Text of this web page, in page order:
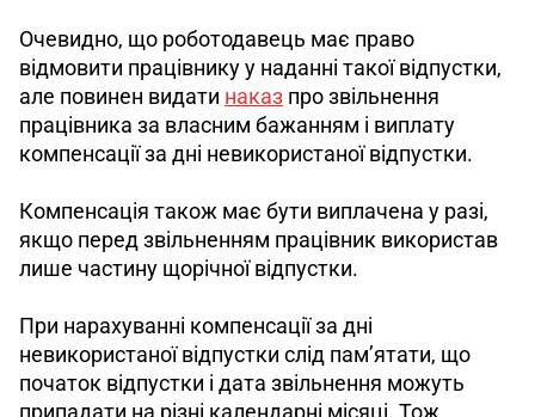
Очевидно, що роботодавець має право
відмовити працівнику у наданні такої відпустки,
але повинен видати наказ про звільнення
працівника за власним бажанням і виплату
компенсації за дні невикористаної відпустки.
Компенсація також має бути виплачена у разі,
якщо перед звільненням працівник використав
лише частину щорічної відпустки.
При нарахуванні компенсації за дні
невикористаної відпустки слід пам’ятати, що
початок відпустки і дата звільнення можуть
припадати на різні календарні місяці. Тож